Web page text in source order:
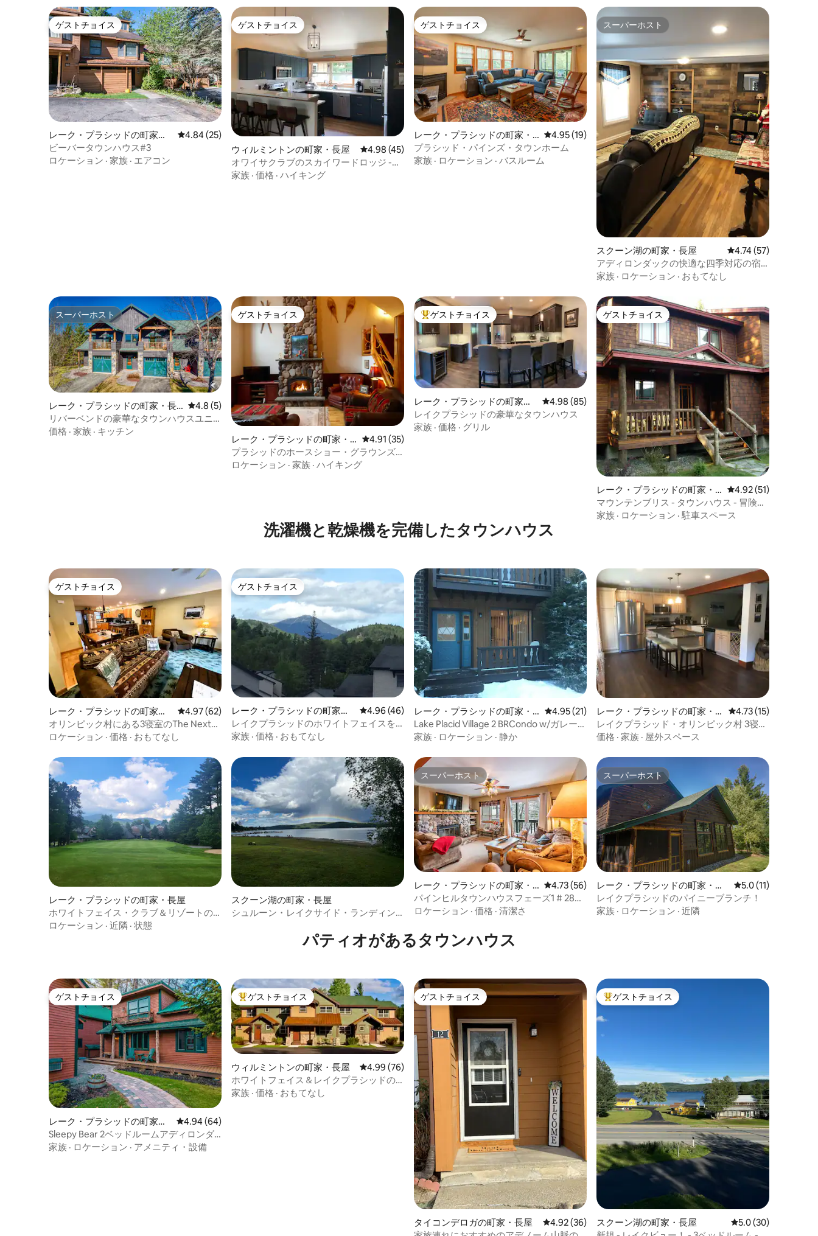
ゲストチョイス
ゲストチョイス
レーク・プラシッドの町家・
長屋
レビュー25件、5つ星中4.84つ星の平均評価
4.84 (25)
ビーバータウンハウス#3
ロケーション · 家族 · エアコン
ゲストチョイス
ゲストチョイス
ウィルミントンの町家・長屋 レビュー45件、5つ星中4.98つ星の平均評価
4.98 (45)
オワイサクラブのスカイワードロッジ -
ADKタウンホーム
家族 · 価格 · ハイキング
ゲストチョイス
ゲストチョイス
レーク・プラシッドの町家・
長屋
レビュー19件、5つ星中4.95つ星の平均評価
4.95 (19)
プラシッド・パインズ・タウンホーム
家族 · ロケーション · バスルーム
スーパーホスト
スーパーホスト
スクーン湖の町家・長屋 レビュー57件、5つ
4.74 (57)
アディロンダックの快適な四季対応の宿
泊先
家族 · ロケーション · おもてなし
スーパーホスト
スーパーホスト
レーク・プラシッドの町家・長
屋
レビュー5件、5つ星中4.8つ星の平均評価
4.8 (5)
リバーベンドの豪華なタウンハウスユニ
ット21
価格 · 家族 · キッチン
ゲストチョイス
ゲストチョイス
レーク・プラシッドの町家・
長屋
レビュー35件、5つ星中4.91つ星の平均評価
4.91 (35)
プラシッドのホースショー・グラウンズ
の近く！STR-200476
ロケーション · 家族 · ハイキング
大好評のゲストチョイスです。
ゲストチョイス
レーク・プラシッドの町家・
長屋
レビュー85件、5つ星中4.98つ星の平均評価
4.98 (85)
レイクプラシッドの豪華なタウンハウス
家族 · 価格 · グリル
ゲストチョイス
ゲストチョイス
レーク・プラシッドの町家・
長屋
レビュー51件、5つ
4.92 (51)
マウンテンブリス - タウンハウス - 冒険が
待っています
家族 · ロケーション ·駐車スペース
洗濯機と乾燥機を完備したタウンハウス
ゲストチョイス
ゲストチョイス
レーク・プラシッドの町家・
長屋
レビュー62件、5つ星中4.97つ星の平均評価
4.97 (62)
オリンピック村にある3寝室のThe Next
Adventure
ロケーション · 価格 · おもてなし
ゲストチョイス
ゲストチョイス
レーク・プラシッドの町家・
長屋
レビュー46件、5つ星中4.96つ星の平均評価
4.96 (46)
レイクプラシッドのホワイトフェイスを
望む4寝室のタウンハウス
家族 · 価格 · おもてなし
レーク・プラシッドの町家・
長屋
レビュー21件、5つ星中4.95つ星の平均評価
4.95 (21)
Lake Placid Village 2 BRCondo w/ガレージ
(# 200218)
家族 · ロケーション · 静か
レーク・プラシッドの町家・
長屋
レビュー15件、5つ
4.73 (15)
レイクプラシッド・オリンピック村 3寝室
のプライベートタウンハウス
価格 · 家族 · 屋外スペース
レーク・プラシッドの町家・長屋
ホワイトフェイス・クラブ＆リゾートの
Bluffs 7！
ロケーション · 近隣 · 状態
スクーン湖の町家・長屋
シュルーン・レイクサイド・ランディン
スーパーホスト
スーパーホスト
レーク・プラシッドの町家・
長屋
レビュー56件、5つ星中4.73つ星の平均評価
4.73 (56)
パインヒルタウンハウスフェーズ1 # 28
STR # 200333
ロケーション · 価格 · 清潔さ
スーパーホスト
スーパーホスト
レーク・プラシッドの町家・長
屋
レビュー11件、5つ
5.0 (11)
レイクプラシッドのパイニーブランチ！
家族 · ロケーション · 近隣
パティオがあるタウンハウス
ゲストチョイス
ゲストチョイス
レーク・プラシッドの町家・
長屋
レビュー64件、5つ星中4.94つ星の平均評価
4.94 (64)
Sleepy Bear 2ベッドルームアディロンダ
ック、LPまで徒歩5分
家族 · ロケーション · アメニティ・設備
大好評のゲストチョイスです。
ゲストチョイス
ウィルミントンの町家・長屋 レビュー76件、5つ星中4.99つ星の平均評価
4.99 (76)
ホワイトフェイス＆レイクプラシッドの
新築4ベッドルーム
家族 · 価格 · おもてなし
ゲストチョイス
ゲストチョイス
タイコンデロガの町家・長屋 レビュー36件、5つ星中4.92つ星の平均評価
4.92 (36)
大好評のゲストチョイスです。
ゲストチョイス
スクーン湖の町家・長屋 レビュー30件、5つ
5.0 (30)